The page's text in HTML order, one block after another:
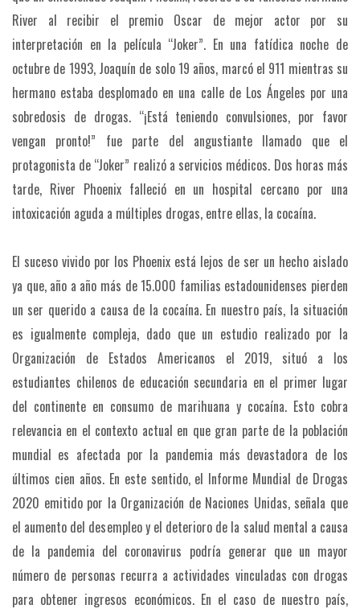
River al recibir el premio Oscar de mejor actor por su
interpretación en la película “Joker”. En una fatídica noche de
octubre de 1993, Joaquín de solo 19 años, marcó el 911 mientras su
hermano estaba desplomado en una calle de Los Ángeles por una
sobredosis de drogas. “¡Está teniendo convulsiones, por favor
vengan pronto!” fue parte del angustiante llamado que el
protagonista de “Joker” realizó a servicios médicos. Dos horas más
tarde, River Phoenix falleció en un hospital cercano por una
intoxicación aguda a múltiples drogas, entre ellas, la cocaína.
El suceso vivido por los Phoenix está lejos de ser un hecho aislado
ya que, año a año más de 15.000 familias estadounidenses pierden
un ser querido a causa de la cocaína. En nuestro país, la situación
es igualmente compleja, dado que un estudio realizado por la
Organización de Estados Americanos el 2019, situó a los
estudiantes chilenos de educación secundaria en el primer lugar
del continente en consumo de marihuana y cocaína. Esto cobra
relevancia en el contexto actual en que gran parte de la población
mundial es afectada por la pandemia más devastadora de los
últimos cien años. En este sentido, el Informe Mundial de Drogas
2020 emitido por la Organización de Naciones Unidas, señala que
el aumento del desempleo y el deterioro de la salud mental a causa
de la pandemia del coronavirus podría generar que un mayor
número de personas recurra a actividades vinculadas con drogas
para obtener ingresos económicos. En el caso de nuestro país,